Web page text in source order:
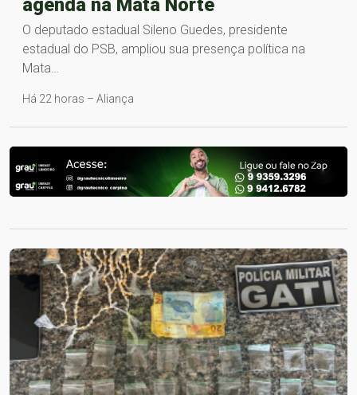
agenda na Mata Norte
O deputado estadual Sileno Guedes, presidente
estadual do PSB, ampliou sua presença política na
Mata…
Há 22 horas – Aliança